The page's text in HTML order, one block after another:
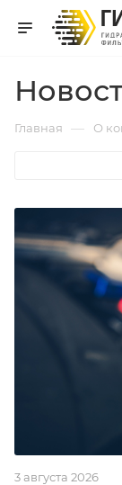
Главная — О
3 августа 2026